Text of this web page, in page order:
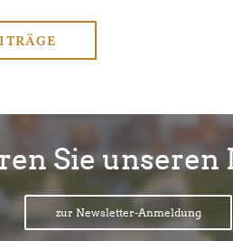
Sie unseren
zur Newsletter-Anmeldung